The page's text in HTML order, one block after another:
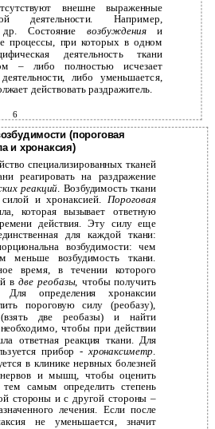
внешне выраженные
деятельности. Например,
др. Состояние возбужденияи
процессы, при которых в одном
деятельность ткани
– либо полностью исчезает
либо уменьшается,
действовать раздражитель.
6
(пороговая
и хронаксия)
специализированных тканей
реагировать на раздражение
реакций . Возбудимость ткани
силой и хронаксией. Пороговая
которая вызывает ответную
действия. Эту силу еще
для каждой ткани:
возбудимости: чем
меньше возбудимость ткани.
время, в течении которого
в две реобазы, чтобы получить
определения хронаксии
пороговую силу (реобазу),
две реобазы) и найти
чтобы при действии
ответная реакция ткани. Для
прибор - хронаксиметр.
в клинике нервных болезней
нервов и мышц, чтобы оценить
самым определить степень
стороны и с другой стороны –
лечения. Если после
не уменьшается, значит